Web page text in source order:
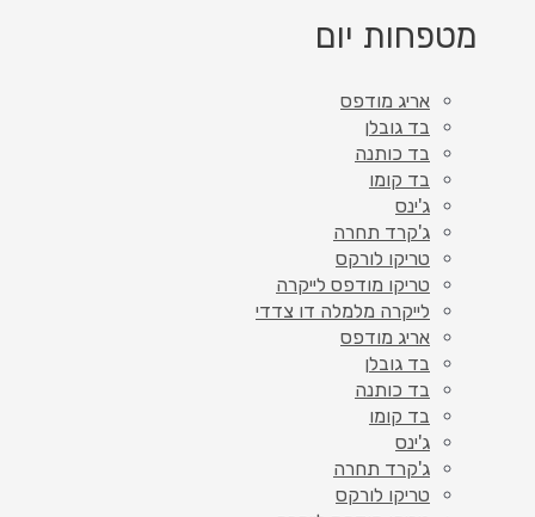
מטפחות יום
אריג מודפס
בד גובלן
בד כותנה
בד קומו
ג'ינס
ג'קרד תחרה
טריקו לורקס
טריקו מודפס לייקרה
לייקרה מלמלה דו צדדי
אריג מודפס
בד גובלן
בד כותנה
בד קומו
ג'ינס
ג'קרד תחרה
טריקו לורקס